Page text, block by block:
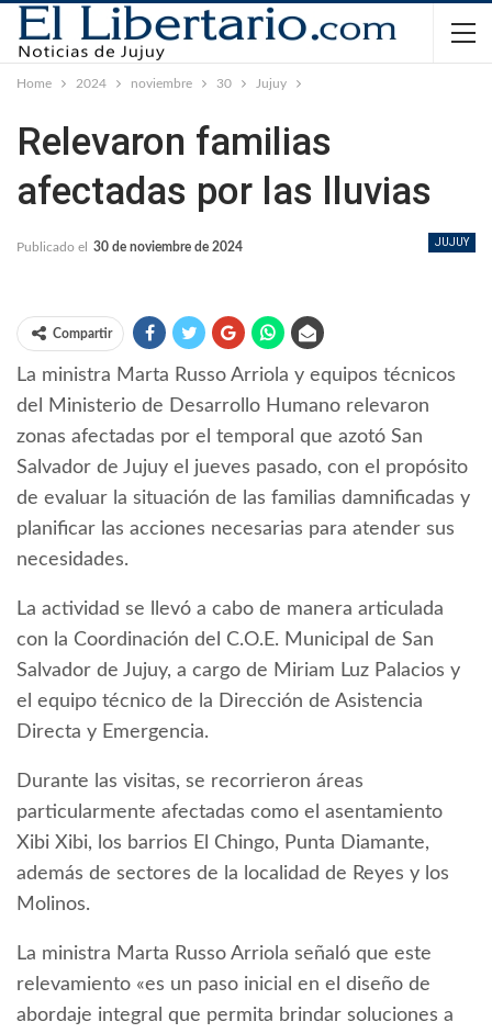
Home 2024 noviembre 30 Jujuy
Relevaron familias
afectadas por las lluvias
JUJUY
Publicado el 30 de noviembre de 2024
Compartir
La ministra Marta Russo Arriola y equipos técnicos
del Ministerio de Desarrollo Humano relevaron
zonas afectadas por el temporal que azotó San
Salvador de Jujuy el jueves pasado, con el propósito
de evaluar la situación de las familias damnificadas y
planificar las acciones necesarias para atender sus
necesidades.
La actividad se llevó a cabo de manera articulada
con la Coordinación del C.O.E. Municipal de San
Salvador de Jujuy, a cargo de Miriam Luz Palacios y
el equipo técnico de la Dirección de Asistencia
Directa y Emergencia.
Durante las visitas, se recorrieron áreas
particularmente afectadas como el asentamiento
Xibi Xibi, los barrios El Chingo, Punta Diamante,
además de sectores de la localidad de Reyes y los
Molinos.
La ministra Marta Russo Arriola señaló que este
relevamiento «es un paso inicial en el diseño de
abordaje integral que permita brindar soluciones a